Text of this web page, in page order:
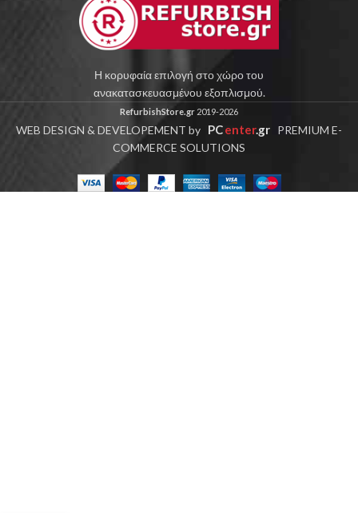
Η κορυφαία επιλογή στο χώρο του
ανακατασκευασμένου εξοπλισμού.
RefurbishStore.gr 2019-2026
WEB DESIGN & DEVELOPEMENT by PCenter.gr PREMIUM E-
COMMERCE SOLUTIONS